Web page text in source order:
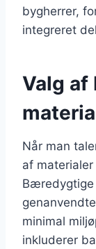
bygherrer,
integreret
Valg
Når man
af
minimal
inkluderer